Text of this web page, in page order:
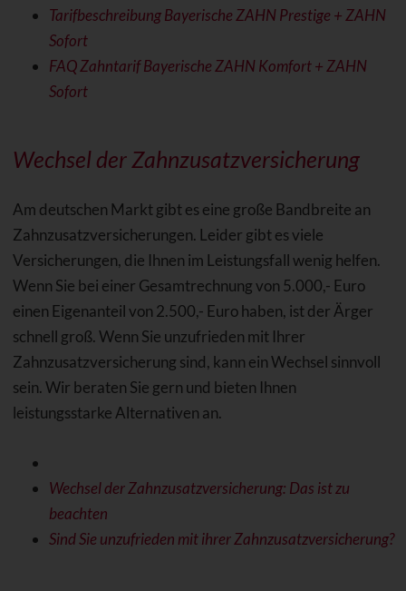
Tarifbeschreibung Bayerische ZAHN Prestige + ZAHN
Sofort
FAQ Zahntarif Bayerische ZAHN Komfort + ZAHN
Sofort
Wechsel der Zahnzusatzversicherung
Am deutschen Markt gibt es eine große Bandbreite an
Zahnzusatzversicherungen. Leider gibt es viele
Versicherungen, die Ihnen im Leistungsfall wenig helfen.
Wenn Sie bei einer Gesamtrechnung von 5.000,- Euro
einen Eigenanteil von 2.500,- Euro haben, ist der Ärger
schnell groß. Wenn Sie unzufrieden mit Ihrer
Zahnzusatzversicherung sind, kann ein Wechsel sinnvoll
sein. Wir beraten Sie gern und bieten Ihnen
leistungsstarke Alternativen an.
Wechsel der Zahnzusatzversicherung: Das ist zu
beachten
Sind Sie unzufrieden mit ihrer Zahnzusatzversicherung?